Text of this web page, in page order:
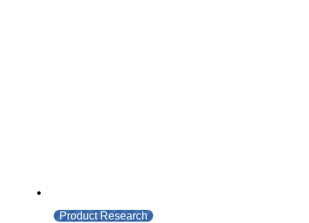
Product Research